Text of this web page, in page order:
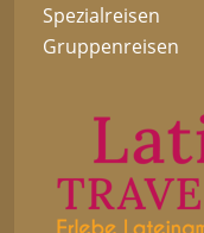
Spezialreisen
Gruppenreisen